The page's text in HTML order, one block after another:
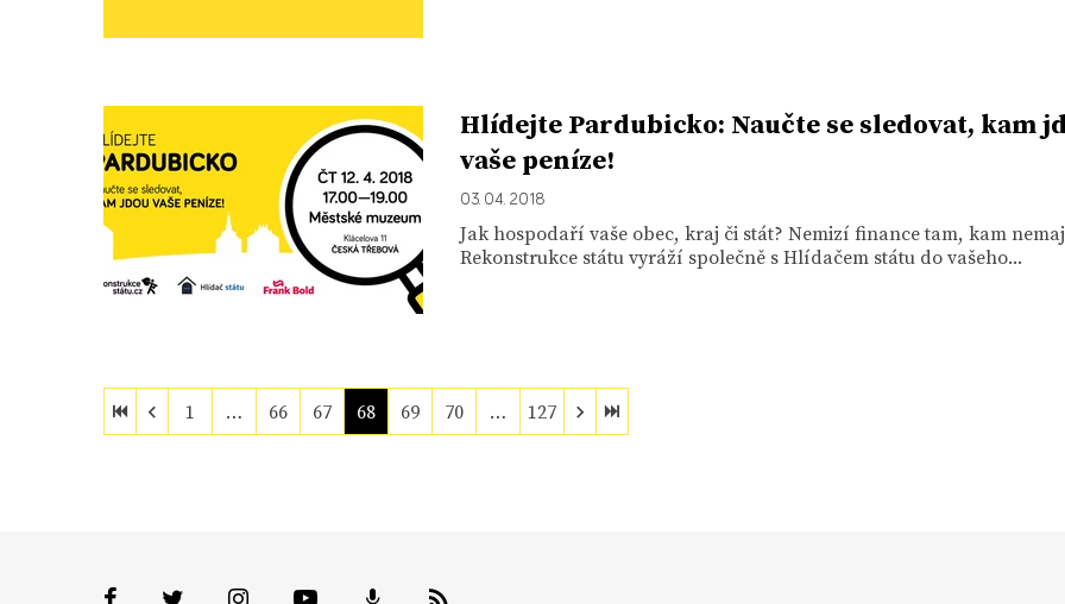
Hlídejte Pardubicko: Naučte se sledovat, kam
vaše peníze!
03. 04. 2018
Jak hospodaří vaše obec, kraj či stát? Nemizí finance tam, kam
Rekonstrukce státu vyráží společně s Hlídačem státu do vašeho...
1 … 66 67 68 69 70 … 127